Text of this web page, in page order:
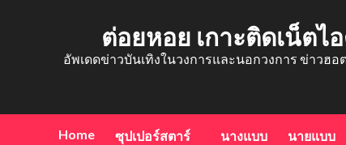
ต่อยหอย เกาะติดเน็ต
อัพเดดข่าวบันเทิงในวงการและนอกวงการ ข่าวฮ
Home ซุปเปอร์สตาร์ นางแบบ นายแบบ